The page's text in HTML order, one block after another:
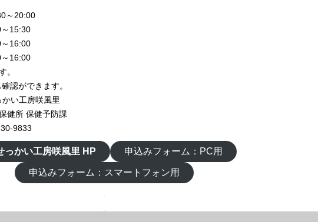
～20:00
～15:30
～16:00
～16:00
。
認ができます。
い工房咲風里
健所 保健予防課
9833
っかい工房咲風里 HP 申込みフォーム：PC用
申込みフォーム：スマートフォン用